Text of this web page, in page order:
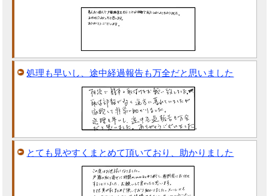
処理も早いし、途中経過報告も万全だと思いました
とても見やすくまとめて頂いており、助かりました